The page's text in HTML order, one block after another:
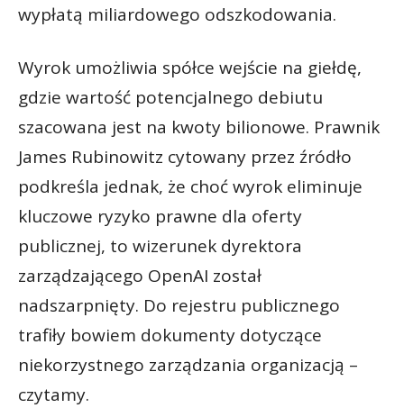
wypłatą miliardowego odszkodowania.
Wyrok umożliwia spółce wejście na giełdę,
gdzie wartość potencjalnego debiutu
szacowana jest na kwoty bilionowe. Prawnik
James Rubinowitz cytowany przez źródło
podkreśla jednak, że choć wyrok eliminuje
kluczowe ryzyko prawne dla oferty
publicznej, to wizerunek dyrektora
zarządzającego OpenAI został
nadszarpnięty. Do rejestru publicznego
trafiły bowiem dokumenty dotyczące
niekorzystnego zarządzania organizacją –
czytamy.